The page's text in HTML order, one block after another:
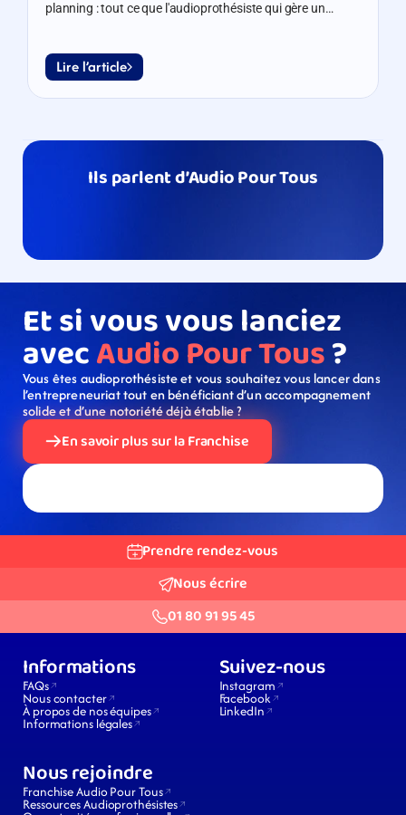
planning : tout ce que l'audioprothésiste qui gère un
Lire l’article
Ils parlent d’Audio Pour Tous
Et si vous vous lanciez
avec Audio Pour Tous ?​
Vous êtes audioprothésiste et vous souhaitez vous lancer dans
l’entrepreneuriat tout en bénéficiant d’un accompagnement
solide et d’une notoriété déjà établie ?
En savoir plus sur la Franchise
Prendre rendez-vous
Nous écrire
01 80 91 95 45
Informations
FAQs
Nous contacter
À propos de nos équipes
Informations légales
Suivez-nous
Instagram
Facebook
LinkedIn
Nous rejoindre
Franchise Audio Pour Tous
Ressources Audioprothésistes